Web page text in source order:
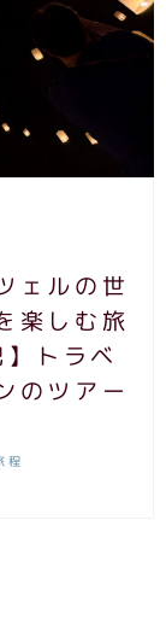
ェルの世
楽しむ旅
トラベ
のツアー
程